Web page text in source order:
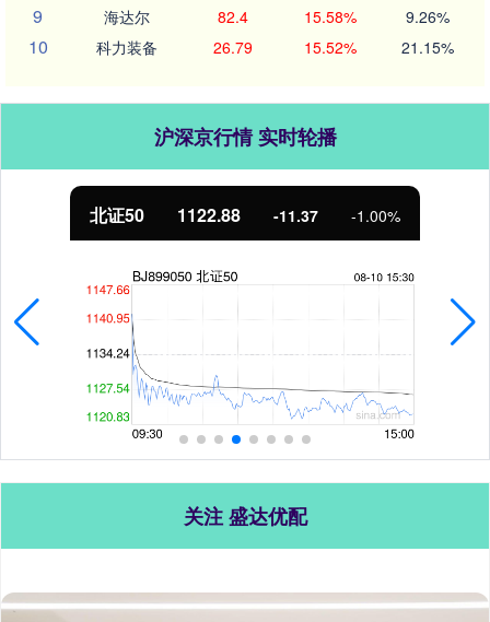
9 海达尔 82.4 15.58% 9.26%
10 科力装备 26.79 15.52% 21.15%
沪深京行情 实时轮播
北证50 1122.88 -11.37 -1.00%
关注 盛达优配